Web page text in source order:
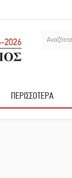
ΠΕΡΙΣΣΟΤΕΡΑ